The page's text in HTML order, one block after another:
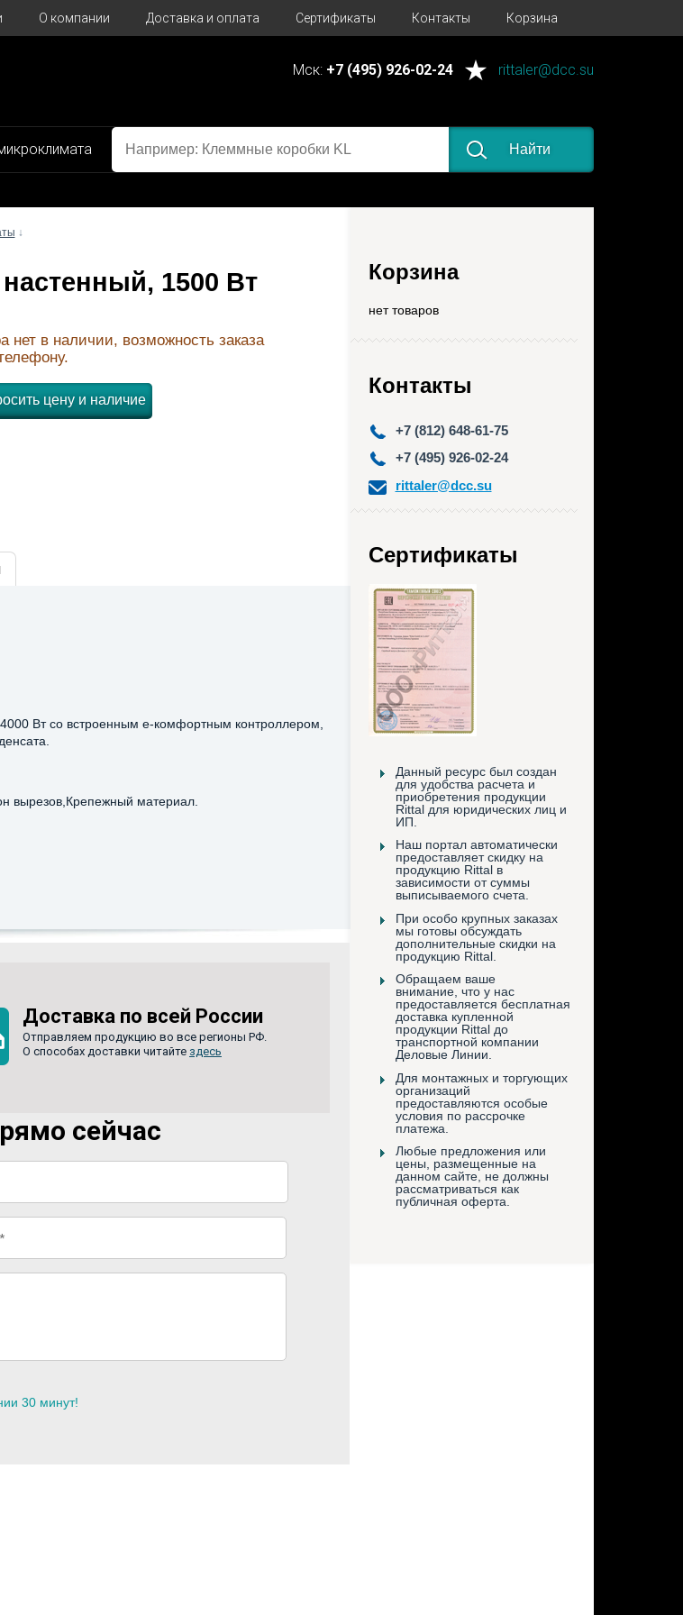
О компании Доставка и оплата Сертификаты Контакты Корзина
Мск: +7 (495) 926-02-24 rittaler@dcc.su
Найти
Корзина
нет товаров
Контакты
+7 (812) 648-61-75
+7 (495) 926-02-24
rittaler@dcc.su
Сертификаты
Данный ресурс был создан
для удобства расчета и
приобретения продукции
Rittal для юридических лиц и
ИП.
Наш портал автоматически
предоставляет скидку на
продукцию Rittal в
зависимости от суммы
выписываемого счета.
При особо крупных заказах
мы готовы обсуждать
дополнительные скидки на
продукцию Rittal.
Обращаем ваше
внимание, что у нас
предоставляется бесплатная
доставка купленной
продукции Rittal до
транспортной компании
Деловые Линии.
Для монтажных и торгующих
организаций
предоставляются особые
условия по рассрочке
платежа.
Любые предложения или
цены, размещенные на
данном сайте, не должны
рассматриваться как
публичная оферта.
↓
1500 Вт
нет в наличии, возможность заказа
цену и наличие
Вт со встроенным e-комфортным контроллером,
вырезов,Крепежный материал.
Доставка по всей России
Отправляем продукцию во все регионы РФ.
О способах доставки читайте здесь
сейчас
30 минут!